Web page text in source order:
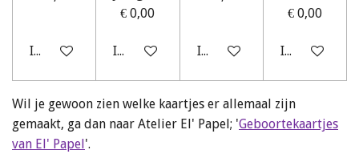
In winkelwagen
€ 0,00
In winkelwagenIn winkelwagen
€ 0,00
In
Wil je gewoon zien welke kaartjes er allemaal zijn
gemaakt, ga dan naar Atelier El' Papel; 'Geboortekaartjes
van El' Papel'.